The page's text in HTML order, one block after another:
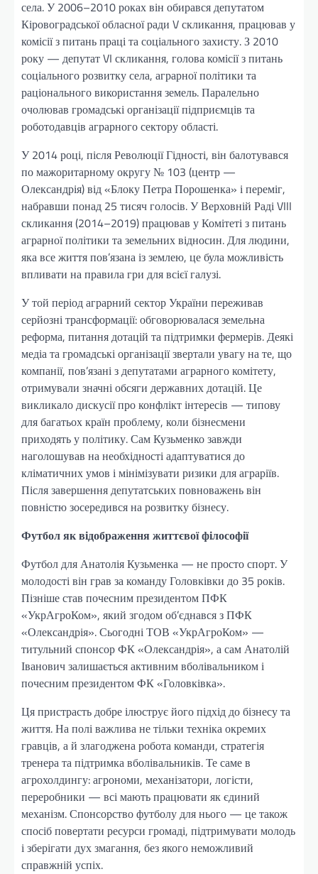
села. У 2006–2010 роках він обирався депутатом
Кіровоградської обласної ради V скликання, працював у
комісії з питань праці та соціального захисту. З 2010
року — депутат VI скликання, голова комісії з питань
соціального розвитку села, аграрної політики та
раціонального використання земель. Паралельно
очолював громадські організації підприємців та
роботодавців аграрного сектору області.
У 2014 році, після Революції Гідності, він балотувався
по мажоритарному округу № 103 (центр —
Олександрія) від «Блоку Петра Порошенка» і переміг,
набравши понад 25 тисяч голосів. У Верховній Раді VIII
скликання (2014–2019) працював у Комітеті з питань
аграрної політики та земельних відносин. Для людини,
яка все життя пов’язана із землею, це була можливість
впливати на правила гри для всієї галузі.
У той період аграрний сектор України переживав
серйозні трансформації: обговорювалася земельна
реформа, питання дотацій та підтримки фермерів. Деякі
медіа та громадські організації звертали увагу на те, що
компанії, пов’язані з депутатами аграрного комітету,
отримували значні обсяги державних дотацій. Це
викликало дискусії про конфлікт інтересів — типову
для багатьох країн проблему, коли бізнесмени
приходять у політику. Сам Кузьменко завжди
наголошував на необхідності адаптуватися до
кліматичних умов і мінімізувати ризики для аграріїв.
Після завершення депутатських повноважень він
повністю зосередився на розвитку бізнесу.
Футбол як відображення життєвої філософії
Футбол для Анатолія Кузьменка — не просто спорт. У
молодості він грав за команду Головківки до 35 років.
Пізніше став почесним президентом ПФК
«УкрАгроКом», який згодом об’єднався з ПФК
«Олександрія». Сьогодні ТОВ «УкрАгроКом» —
титульний спонсор ФК «Олександрія», а сам Анатолій
Іванович залишається активним вболівальником і
почесним президентом ФК «Головківка».
Ця пристрасть добре ілюструє його підхід до бізнесу та
життя. На полі важлива не тільки техніка окремих
гравців, а й злагоджена робота команди, стратегія
тренера та підтримка вболівальників. Те саме в
агрохолдингу: агрономи, механізатори, логісти,
переробники — всі мають працювати як єдиний
механізм. Спонсорство футболу для нього — це також
спосіб повертати ресурси громаді, підтримувати молодь
і зберігати дух змагання, без якого неможливий
справжній успіх.